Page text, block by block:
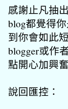
感謝止凡抽
blog都覺得
到你會如此
blogger或作
點開心加興
說回匯控：